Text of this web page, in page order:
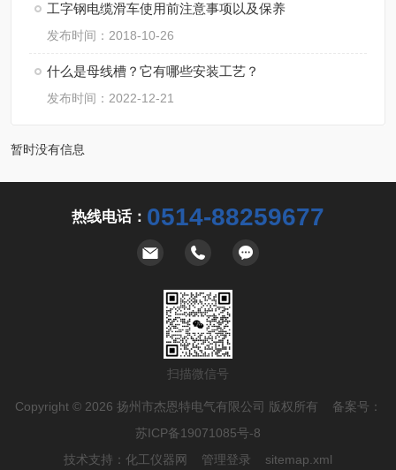
工字钢电缆滑车使用前注意事项以及保养
发布时间：2018-10-26
什么是母线槽？它有哪些安装工艺？
发布时间：2022-12-21
暂时没有信息
热线电话： 0514-88259677
扫描微信号
Copyright © 2026 扬州市杰恩特电气有限公司 版权所有 备案号：
苏ICP备19071085号-8
技术支持： 化工仪器网 管理登录 sitemap.xml